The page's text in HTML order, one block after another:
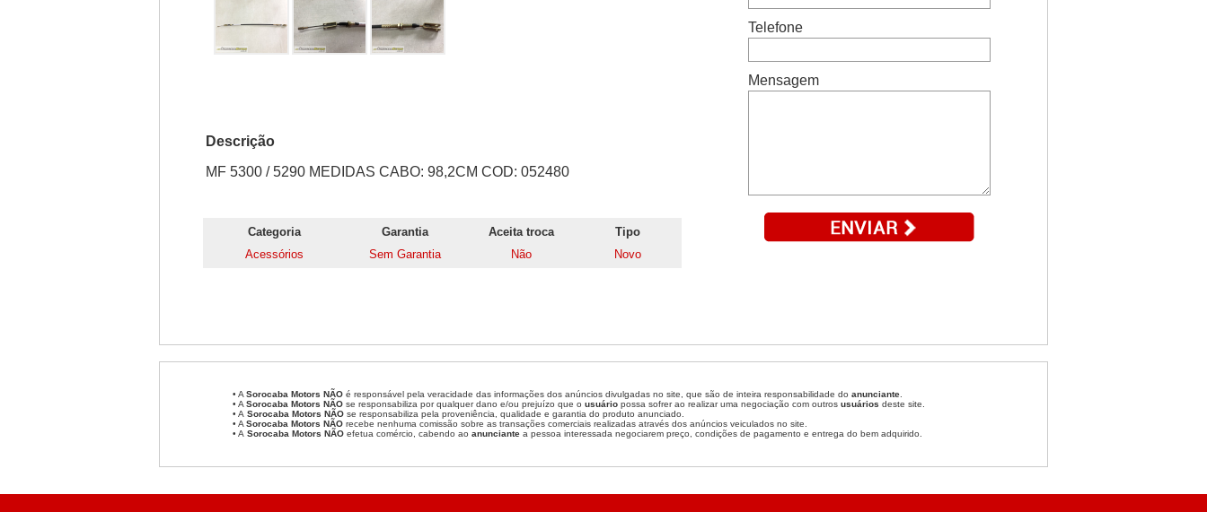
Descrição
MF 5300 / 5290 MEDIDAS CABO: 98,2CM COD: 052480
Categoria Garantia Aceita troca
Tipo
Acessórios
Sem Garantia Não Novo
• A Sorocaba Motors NÃO é responsável pela veracidade das informações dos anúncios divulgadas no site, que são de inteira responsabilidade do anunciante
• A Sorocaba Motors NÃO se responsabiliza por qualquer dano e/ou prejuízo que o usuário possa sofrer ao realizar uma negociação com outros usuários deste site.
• A Sorocaba Motors NÃO se responsabiliza pela proveniência, qualidade e garantia do produto anunciado.
• A Sorocaba Motors NÃO recebe nenhuma comissão sobre as transações comerciais realizadas através dos anúncios veiculados no site.
• A Sorocaba Motors NÃO efetua comércio, cabendo ao anunciante a pessoa interessada negociarem preço, condições de pagamento e entrega do bem adquirido.